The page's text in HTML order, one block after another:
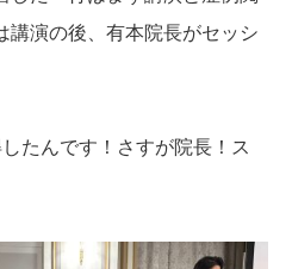
講演の後、有本院長がセッシ
たんです！ さすが院長！ス